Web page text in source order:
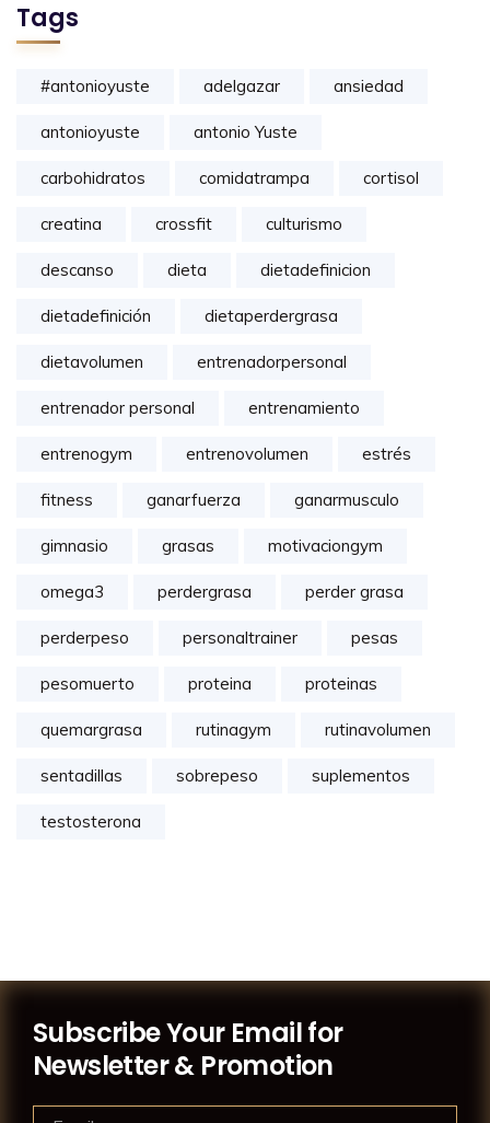
Tags
#antonioyuste adelgazar ansiedad
antonioyuste antonio Yuste
carbohidratos comidatrampa cortisol
creatina crossfit culturismo
descanso dieta dietadefinicion
dietadefinición dietaperdergrasa
dietavolumen entrenadorpersonal
entrenador personal entrenamiento
entrenogym entrenovolumen estrés
fitness ganarfuerza ganarmusculo
gimnasio grasas motivaciongym
omega3 perdergrasa perder grasa
perderpeso personaltrainer pesas
pesomuerto proteina proteinas
quemargrasa rutinagym rutinavolumen
sentadillas sobrepeso suplementos
testosterona
Subscribe Your Email for
Newsletter & Promotion